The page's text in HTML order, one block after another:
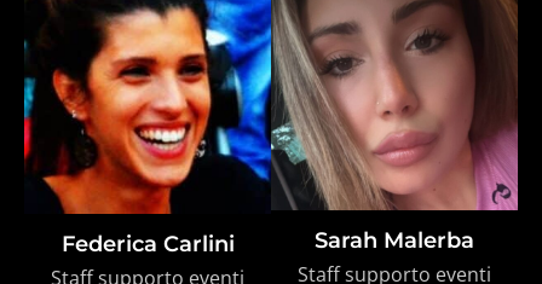
Federica Carlini
Staff supporto eventi
Sarah Malerba
Staff supporto eventi